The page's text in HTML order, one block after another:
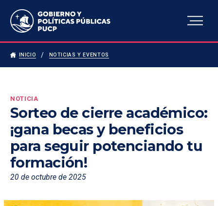
Escuela de Gobierno y
Políticas Públicas
INICIO NOTICIAS Y EVENTOS
NOTICIA
Sorteo de cierre académico:
¡gana becas y beneficios
para seguir potenciando tu
formación!
20 de octubre de 2025